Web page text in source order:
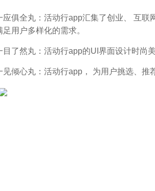
应俱全丸：活动行app汇集了创业、 互
足用户多样化的需求。
目了然丸：活动行app的UI界面设计时尚
见倾心丸：活动行app， 为用户挑选、推